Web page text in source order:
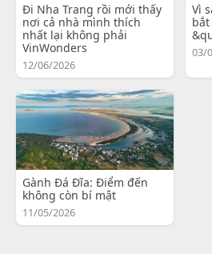
Đi Nha Trang rồi mới thấy
nơi cả nhà mình thích
nhất lại không phải
VinWonders
12/06/2026
Vì
03/
Gành Đá Đĩa: Điểm đến
không còn bí mật
11/05/2026